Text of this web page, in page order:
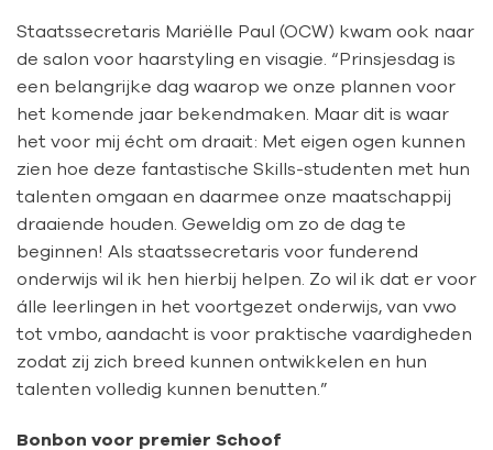
Staatssecretaris Mariëlle Paul (OCW) kwam ook naar
de salon voor haarstyling en visagie. “Prinsjesdag is
een belangrijke dag waarop we onze plannen voor
het komende jaar bekendmaken. Maar dit is waar
het voor mij écht om draait: Met eigen ogen kunnen
zien hoe deze fantastische Skills-studenten met hun
talenten omgaan en daarmee onze maatschappij
draaiende houden. Geweldig om zo de dag te
beginnen! Als staatssecretaris voor funderend
onderwijs wil ik hen hierbij helpen. Zo wil ik dat er voor
álle leerlingen in het voortgezet onderwijs, van vwo
tot vmbo, aandacht is voor praktische vaardigheden
zodat zij zich breed kunnen ontwikkelen en hun
talenten volledig kunnen benutten.”
Bonbon voor premier Schoof